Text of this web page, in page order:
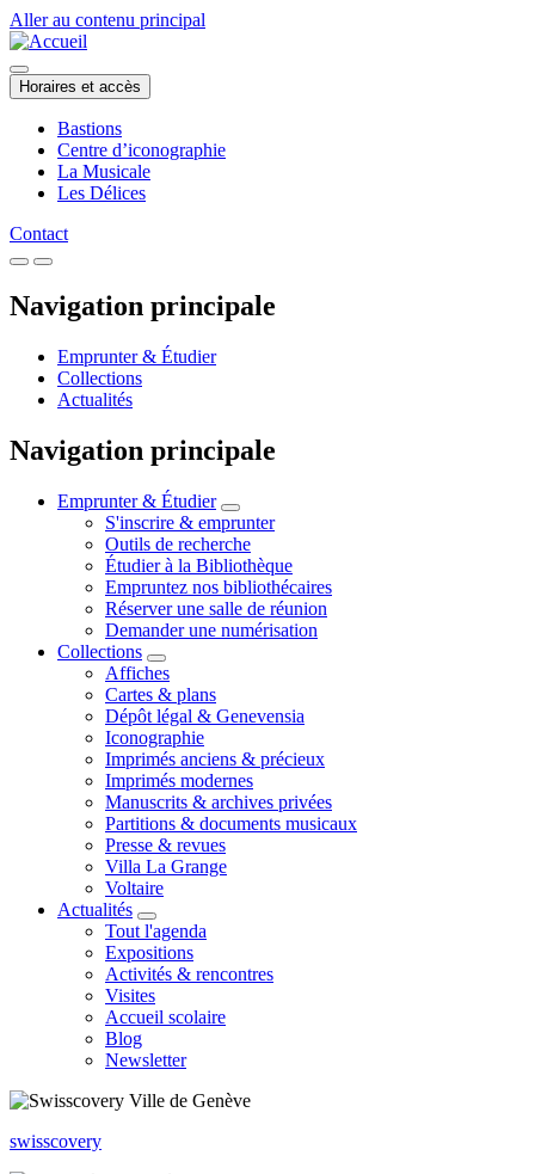
Aller au contenu principal
Horaires et accès
Bastions
Centre d’iconographie
La Musicale
Les Délices
Contact
Navigation principale
Emprunter & Étudier
Collections
Actualités
Navigation principale
Emprunter & Étudier
S'inscrire & emprunter
Outils de recherche
Étudier à la Bibliothèque
Empruntez nos bibliothécaires
Réserver une salle de réunion
Demander une numérisation
Collections
Affiches
Cartes & plans
Dépôt légal & Genevensia
Iconographie
Imprimés anciens & précieux
Imprimés modernes
Manuscrits & archives privées
Partitions & documents musicaux
Presse & revues
Villa La Grange
Voltaire
Actualités
Tout l'agenda
Expositions
Activités & rencontres
Visites
Accueil scolaire
Blog
Newsletter
swisscovery